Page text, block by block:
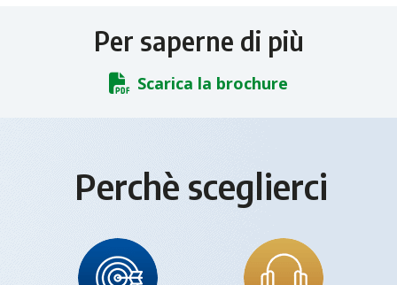
Per saperne di più
Scarica la brochure
Perchè sceglierci